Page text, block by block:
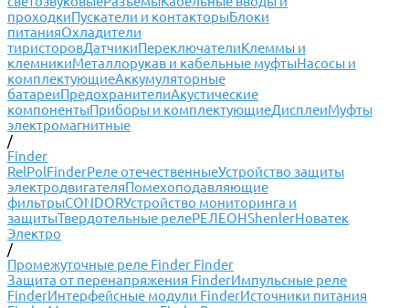
проходкиПускатели и контакторыБлоки
питанияОхладители
тиристоровДатчикиПереключателиКлеммы и
клемникиМеталлорукав и кабельные муфтыНасосы и
комплектующиеАккумуляторные
батареиПредохранителиАкустические
компонентыПриборы и комплектующиеДисплеиМуфты
электромагнитные
/
Finder
RelPolFinderРеле отечественныеУстройство защиты
электродвигателяПомехоподавляющие
фильтрыCONDORУстройство мониторинга и
защитыТвердотельные релеРЕЛЕОНShenlerНоватек
Электро
/
Промежуточные реле Finder Finder
Защита от перенапряжения FinderИмпульсные реле
FinderИнтерфейсные модули FinderИсточники питания